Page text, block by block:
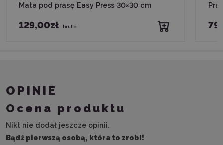
Mata pod prasę Easy Press 30×30 cm
129,00zł brutto
OPINIE
Ocena produktu
Nikt nie dodał jeszcze opinii.
Bądź pierwszą osobą, która to zrobi!